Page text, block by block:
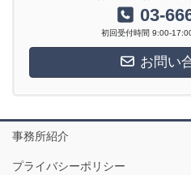
03-
初回受付時間 9:00-
お問い
事務所紹介
プライバシーポリシー